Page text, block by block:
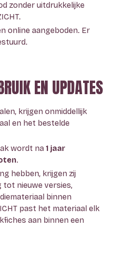
zonder uitdrukkelijke
online aangeboden. Er
EN UPDATES
krijgen onmiddellijk
en het bestelde
wordt na1 jaar
.
hebben, krijgen zij
nieuwe versies,
binnen
past het materiaal elk
aan binnen een